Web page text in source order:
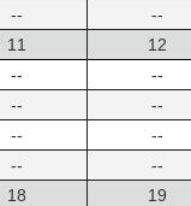
--
--
11
--
--
--
--
12
--
--
--
--
18
19